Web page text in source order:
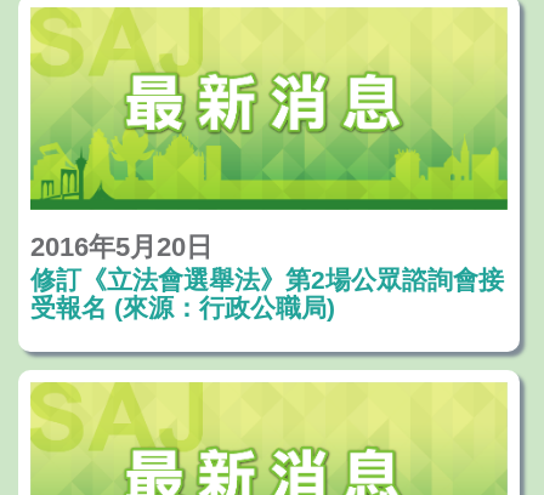
2016年5月20日
修訂《立法會選舉法》第2場公眾諮詢會接
受報名 (來源：行政公職局)